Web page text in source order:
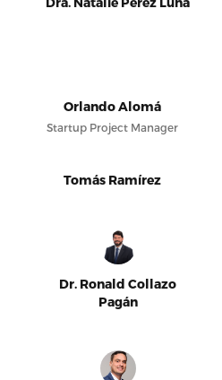
Orlando Alomá
Startup Project Manager
Tomás Ramírez
Dr. Ronald Collazo
Pagán